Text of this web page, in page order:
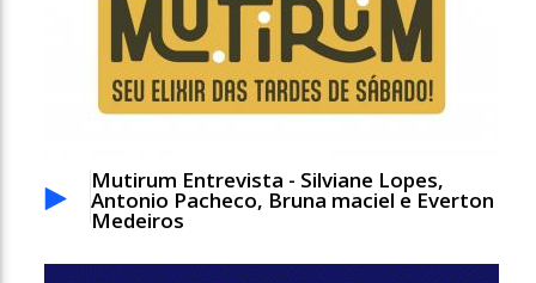
Mutirum Entrevista - Silviane Lopes,
Antonio Pacheco, Bruna maciel e Everton
Medeiros